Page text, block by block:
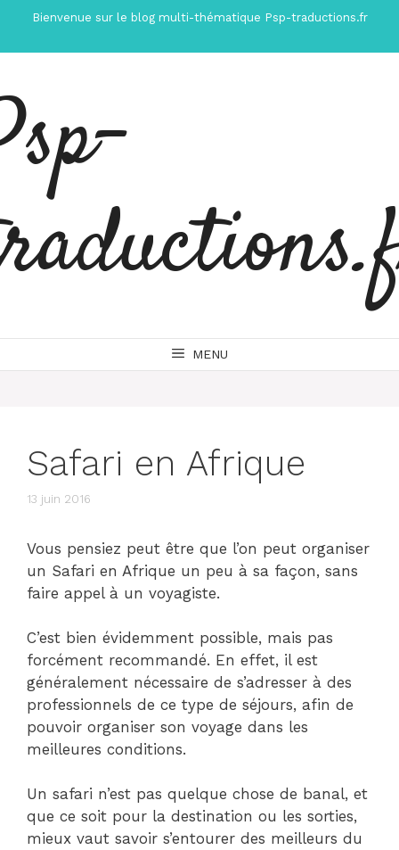
contenu
Bienvenue sur le blog multi-thématique Psp-traductions.fr
MENU
Safari en Afrique
13 juin 2016
Vous pensiez peut être que l’on peut organiser
un Safari en Afrique un peu à sa façon, sans
faire appel à un voyagiste.
C’est bien évidemment possible, mais pas
forcément recommandé. En effet, il est
généralement nécessaire de s’adresser à des
professionnels de ce type de séjours, afin de
pouvoir organiser son voyage dans les
meilleures conditions.
Un safari n’est pas quelque chose de banal, et
que ce soit pour la destination ou les sorties,
mieux vaut savoir s’entourer des meilleurs du